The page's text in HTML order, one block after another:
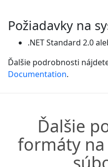
Požiadavky na
.NET Standard 2.0
Ďalšie podrobnosti
Documentation.
Ďalšie
formáty na